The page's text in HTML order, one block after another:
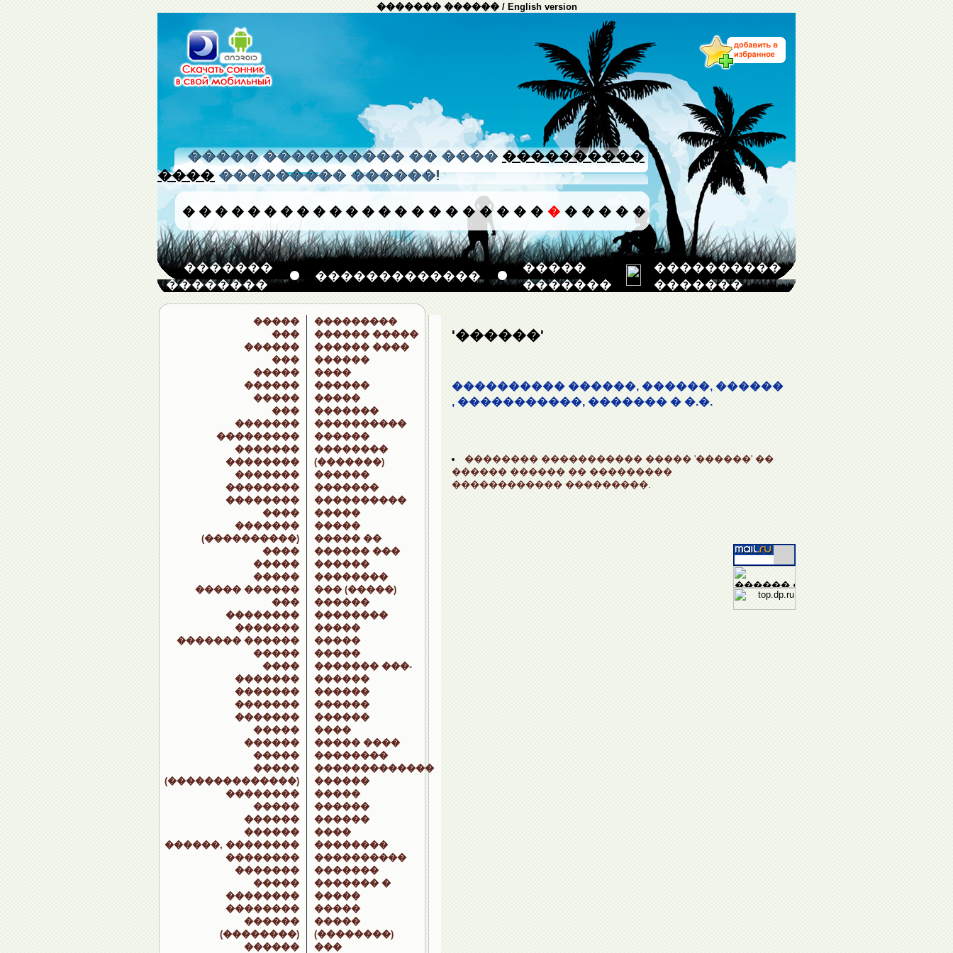
������� ������/ English version
����� ���������� �� ���� ����������
���� ��������� ������!
� � � � � � � � � � � � � � � � � � � � � � � � � � � �
�������
��������
�������������
�����
�������
����������
�������
�����
���
������
���
�����
������
�����
���
�������
���������
�������
��������
�������
��������
��������
����
�������
(����������)
����
�����
�����
����� ������
���
��������
�������
������� ������
�����
����
�������
�������
�������
�������
�����
������
�����
�����
(��������������)
��������
�����
������
������
������, ��������
��������
�������
�����
��������
��������
������
(��������)
������
���������
������ �����
������ ����
������
����
������
�����
�������
����������
������
��������
(�������)
������
�������
����������
�����
�����
����� ��
������ ���
������
��������
��� (�����)
������
��������
�����
�����
�����
������� ���-
������
������
������
������
����
����� ����
��������
�������������
������
�����
������
������
����
��������
����������
�������
������� �
�����
�����
�����
(��������)
���
'������'
���������� ������, ������, ������
, �����������, ������� � �.�.
�������� ����������� ����� '������' ��
������ ������ �� ���������
������������ ���������.